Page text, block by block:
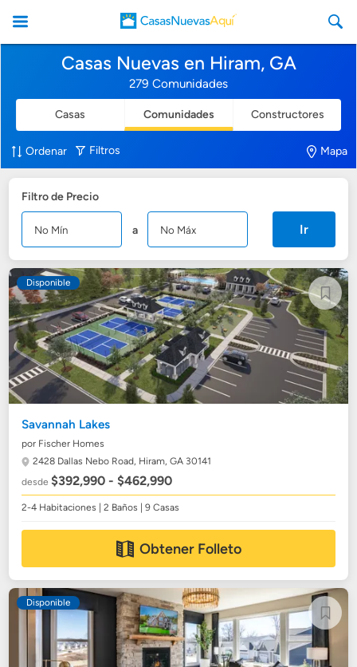
Casas Nuevas en Hiram, GA
279 Comunidades
Casas Comunidades Constructores
Ordenar Filtros Mapa
Filtro de Precio
a Ir
Disponible
Savannah Lakes
por Fischer Homes
2428 Dallas Nebo Road, Hiram, GA 30141
desde$392,990 - $462,990
2-4 Habitaciones | 2 Baños | 9 Casas
Obtener Folleto
Disponible